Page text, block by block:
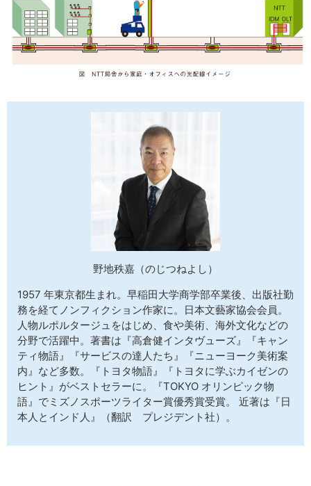
野地秩嘉（のじつねよし）
1957 年東京都生まれ。早稲田大学商学部卒業後、出版社勤
務を経てノンフィクション作家に。日本文藝家協会会員。
人物ルポルタージュをはじめ、食や美術、海外文化などの
分野で活躍中。著書は『高倉健インタヴューズ』『キャン
ティ物語』『サービスの達人たち』『ニューヨーク美術案
内』など多数。『トヨタ物語』『トヨタに学ぶカイゼンの
ヒント』がベストセラーに。『TOKYO オリンピック物
語』でミズノスポーツライター賞優秀賞受賞。 近著は『日
本人とインド人』（翻訳 プレジデント社）。